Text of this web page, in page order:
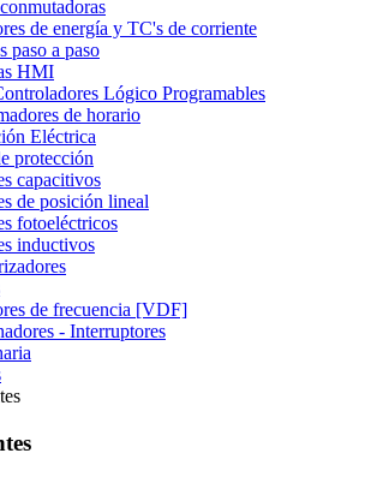
de energía y TC's de corriente
paso a paso
HMI
Lógico Programables
de horario
Eléctrica
protección
capacitivos
de posición lineal
fotoeléctricos
inductivos
de frecuencia [VDF]
- Interruptores